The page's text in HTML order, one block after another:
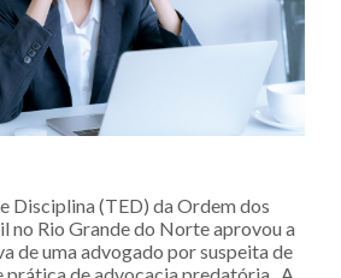
Disciplina (TED) da Ordem dos
no Rio Grande do Norte aprovou a
de uma advogado por suspeita de